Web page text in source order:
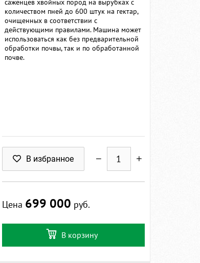
количеством пней до 600 штук на гектар,
очищенных в соответствии с
действующими правилами. Машина может
использоваться как без предварительной
обработки почвы, так и по обработанной
почве.
В избранное
Цена 699 000 руб.
В корзину